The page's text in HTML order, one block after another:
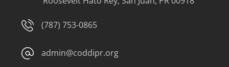
(787) 753-0865
admin@coddipr.org